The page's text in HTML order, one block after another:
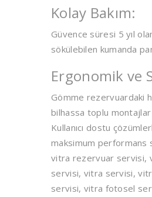
Kolay Bakım:
Güvence süresi 5 yıl
sökülebilen kumanda
Ergonomik ve
Gömme rezervuardaki
bilhassa toplu montajlar
Kullanıcı dostu
maksimum performans
vitra rezervuar servisi,
servisi, vitra servisi,
servisi, vitra fotosel